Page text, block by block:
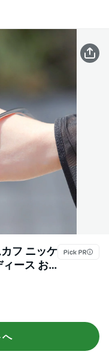
フ ニッケ
ース お
大人 上品
ルバー
へ